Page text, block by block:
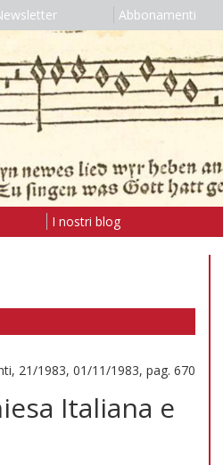
Abbonamenti
I nostri blog
21/1983, 01/11/1983, pag. 670
Italiana e